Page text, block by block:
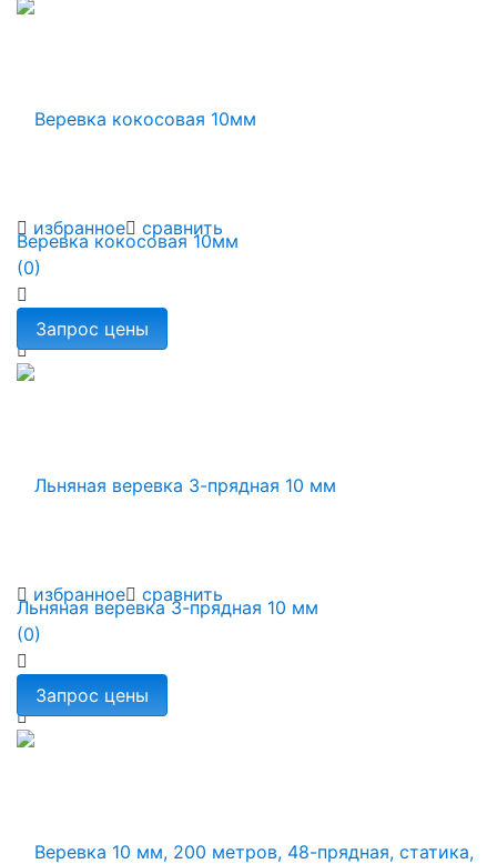
избранное сравнить
избранное сравнить
Веревка кокосовая 10мм
(0)
Льняная веревка 3-прядная 10 мм
(0)